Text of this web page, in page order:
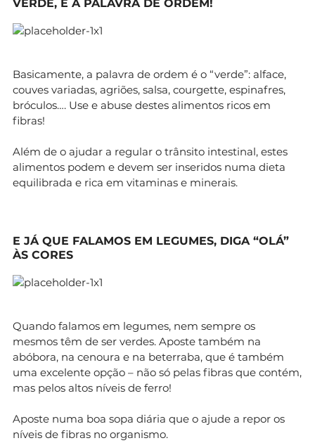
VERDE, É A PALAVRA DE ORDEM!
Basicamente, a palavra de ordem é o “verde”: alface,
couves variadas, agriões, salsa, courgette, espinafres,
bróculos…. Use e abuse destes alimentos ricos em
fibras!
Além de o ajudar a regular o trânsito intestinal, estes
alimentos podem e devem ser inseridos numa dieta
equilibrada e rica em vitaminas e minerais.
E JÁ QUE FALAMOS EM LEGUMES, DIGA “OLÁ”
ÀS CORES
Quando falamos em legumes, nem sempre os
mesmos têm de ser verdes. Aposte também na
abóbora, na cenoura e na beterraba, que é também
uma excelente opção – não só pelas fibras que contém,
mas pelos altos níveis de ferro!
Aposte numa boa sopa diária que o ajude a repor os
níveis de fibras no organismo.